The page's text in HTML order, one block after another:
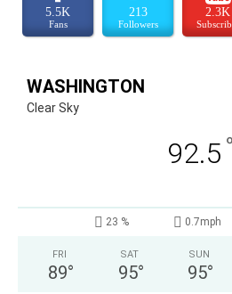
5.5K
Fans
213
Followers
2.3K
WASHINGTON
Clear Sky
92.5 °
23 % 0.7mph
FRI
89°
SAT
95°
SUN
95°